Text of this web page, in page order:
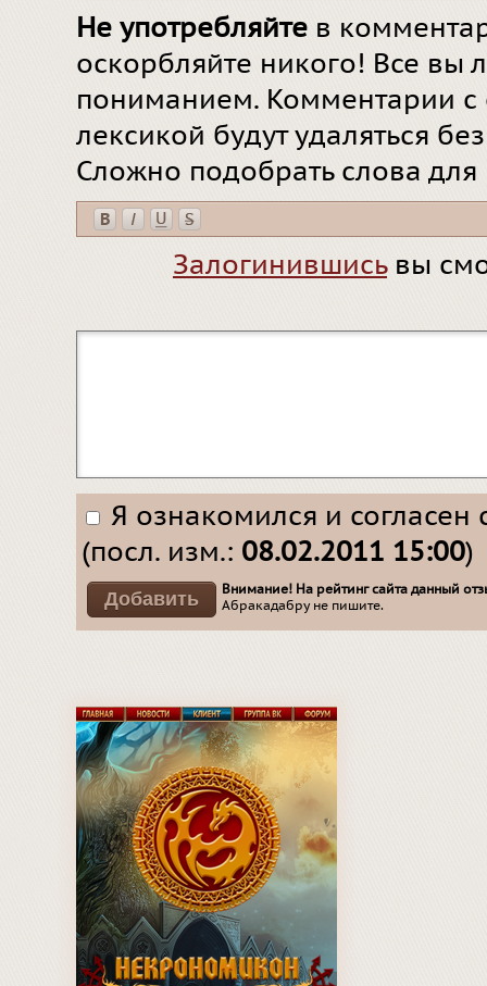
Не употребляйте в
оскорбляйте никого! Все вы
пониманием. Комментарии
лексикой будут удаляться
Сложно подобрать слова
Залогинившисьвы
Я ознакомился и согласен
(посл. изм.: 08.02.2011 15:00)
Внимание! На рейтинг сайта данный
Абракадабру не пишите.